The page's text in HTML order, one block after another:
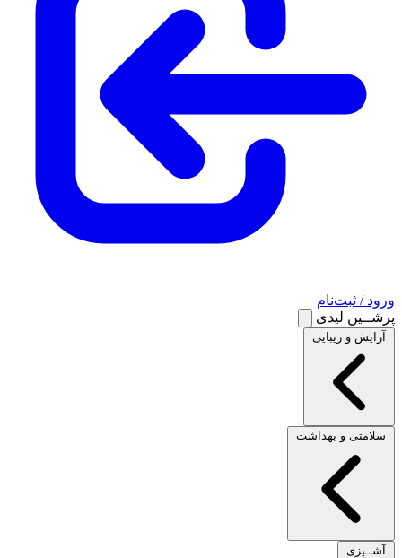
ورود / ثبت‌نام
پرشــین لیدی
آرایش و زیبایی
سلامتی و بهداشت
آشــپزی